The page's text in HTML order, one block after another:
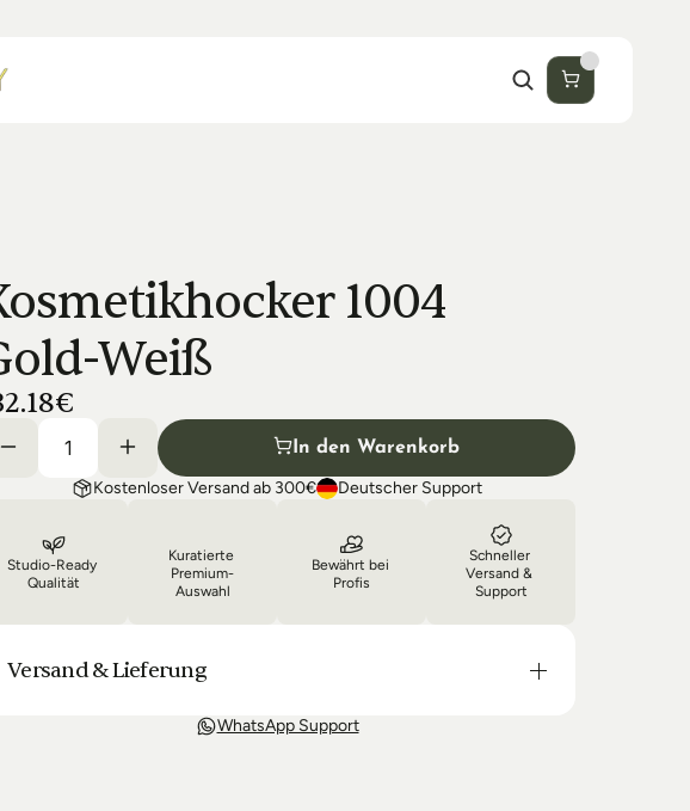
1004
Weiß
In den Warenkorb
Kostenloser Versand ab 300€ Deutscher Support
Studio-Ready
Qualität
Kuratierte
Premium-
Auswahl
Bewährt bei
Profis
Schneller
Versand &
Support
Versand & Lieferung
Unsere Lieferung ist in der Regel in 3-8 Tagen bei Dir. Nach
Bestellung halten wir Sie über den Status Ihrer Bestellung auf dem
WhatsApp Support